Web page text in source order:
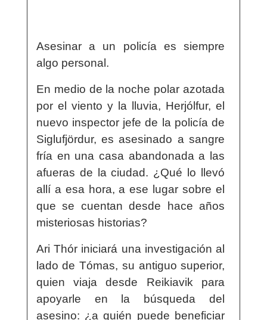
Asesinar a un policía es siempre
algo personal.
En medio de la noche polar azotada
por el viento y la lluvia, Herjólfur, el
nuevo inspector jefe de la policía de
Siglufjördur, es asesinado a sangre
fría en una casa abandonada a las
afueras de la ciudad. ¿Qué lo llevó
allí a esa hora, a ese lugar sobre el
que se cuentan desde hace años
misteriosas historias?
Ari Thór iniciará una investigación al
lado de Tómas, su antiguo superior,
quien viaja desde Reikiavik para
apoyarle en la búsqueda del
asesino: ¿a quién puede beneficiar